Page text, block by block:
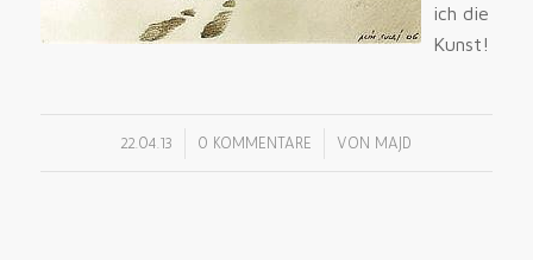
ich die
Kunst!
22.04.13 0 KOMMENTARE
/ VON MAJD